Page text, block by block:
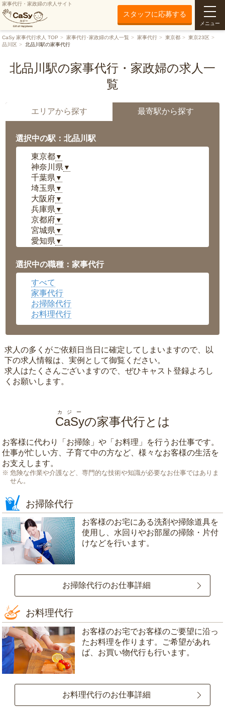
家事代行・家政婦の求人サイト
スタッフに応募する
メニュー
CaSy 家事代行求人 TOP 家事代行･家政婦の求人一覧 家事代行 東京都
東京23区
品川区
北品川駅の家事代行
北品川駅の家事代行・家政婦の求人一
覧
エリアから探す 最寄駅から探す
選択中の駅：北品川駅
東京都▼
神奈川県 ▼
千葉県 ▼
埼玉県 ▼
大阪府▼
兵庫県 ▼
京都府▼
宮城県 ▼
愛知県 ▼
岡山県▼
広島県▼
沖縄県
選択中の職種：家事代行
すべて
家事代行
お掃除代行
お料理代行
求人の多くがご依頼日当日に確定してしまいますので、以
下の求人情報は、実例として御覧ください。
求人はたくさんございますので、ぜひキャスト登録よろし
くお願いします。
CaSy
カジー
の家事代行とは
お客様に代わり「 お掃除 」や「 お料理 」を行うお仕事です。
仕事が忙しい方、子育て中の方など、様々なお客様の生活を
お支えします。
危険な作業や介護など、専門的な技術や知識が必要なお仕事ではありま
せん。
お掃除代行
お客様のお宅にある洗剤や掃除道具を
使用し、水回りやお部屋の掃除・片付
けなどを行います。
お掃除代行のお仕事詳細
お料理代行
お客様のお宅でお客様のご要望に沿っ
たお料理を作ります。ご希望があれ
ば、お買い物代行も行います。
お料理代行のお仕事詳細